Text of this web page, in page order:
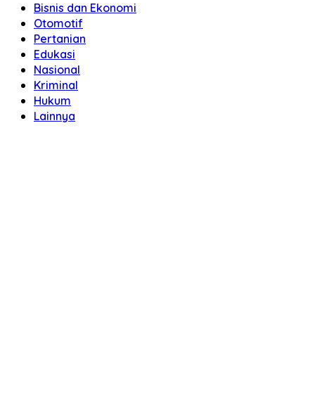
Bisnis dan Ekonomi
Otomotif
Pertanian
Edukasi
Nasional
Kriminal
Hukum
Lainnya